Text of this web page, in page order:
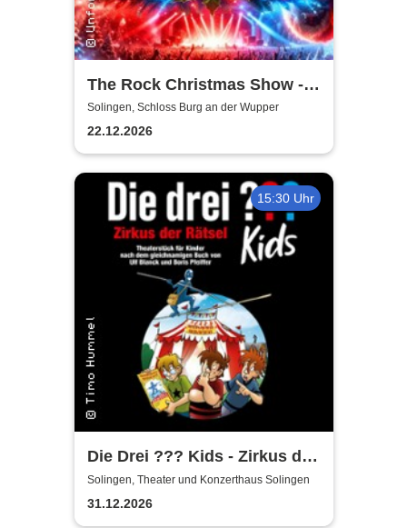
The Rock Christmas Show -
Schloss Burg an der Wupper
Solingen, Schloss Burg an der Wupper
22.12.2026
15:30 Uhr
Die Drei ??? Kids - Zirkus der
Rätsel
Solingen, Theater und Konzerthaus Solingen
31.12.2026